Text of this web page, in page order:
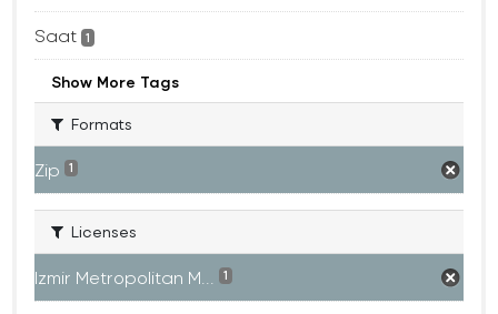
Saat 1
Show More Tags
Formats
Zip 1
Licenses
Izmir Metropolitan M... 1